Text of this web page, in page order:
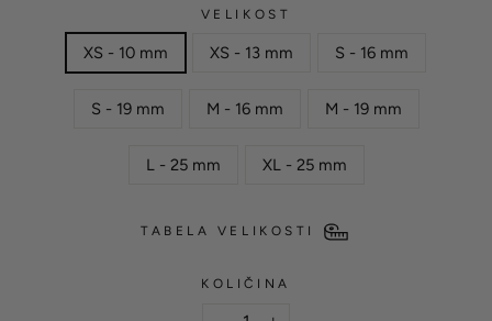
VELIKOST
XS - 10 mm XS - 13 mm S - 16 mm
S - 19 mm M - 16 mm M - 19 mm
L - 25 mm XL - 25 mm
TABELA VELIKOSTI
KOLIČINA